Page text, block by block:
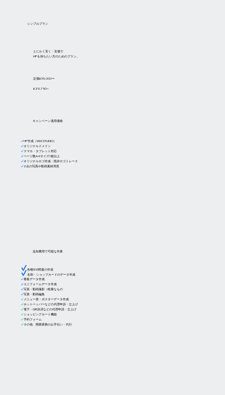
​シンプルプラン
とにかく安く・安価で
HPを持ちたい方のためのプラン。
定価¥35,000〜
¥29,750~
キャンペーン適用価格
✓HP作成（WIX STUDIO）
✓オリジナルドメイン
✓スマホ・タブレット対応
✓ページ数A4サイズ1枚以上
✓オリジナルロゴ作成・既存ロゴトレース
✓2点の写真や動画素材用意
追加費用で可能な作業
✓各種SNS関連の作成
✓名刺・ショップカードのデータ作成
✓看板データ作成
✓ユニフォームデータ作成
✓写真・動画撮影（軽量なもの
✓写真・動画編集
✓メニュー表・ポスターデータ作成
✓ホットペッパーなどの代理申請・立上げ
✓電子・QR決済などの代理申請・立上げ
✓ショッピングカート機能
​✓予約フォーム
✓その他、開業業務のお手伝い・代行